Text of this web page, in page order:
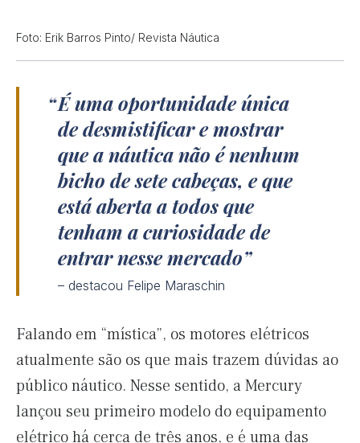
Foto: Erik Barros Pinto/ Revista Náutica
É uma oportunidade única
de desmistificar e mostrar
que a náutica não é nenhum
bicho de sete cabeças, e que
está aberta a todos que
tenham a curiosidade de
entrar nesse mercado
– destacou Felipe Maraschin
Falando em “mística”, os motores elétricos
atualmente são os que mais trazem dúvidas ao
público náutico. Nesse sentido, a Mercury
lançou seu primeiro modelo do equipamento
elétrico há cerca de três anos, e é uma das